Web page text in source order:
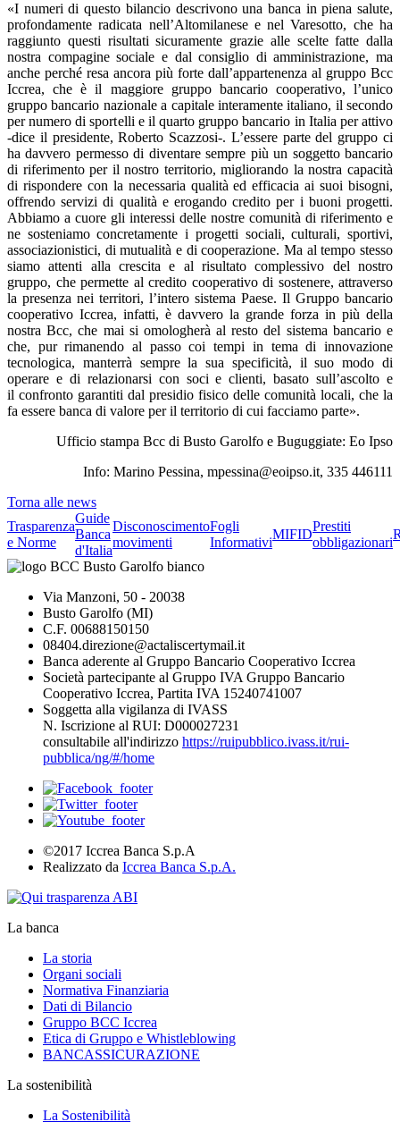
«I numeri di questo bilancio descrivono una banca in piena salute,
profondamente radicata nell’Altomilanese e nel Varesotto, che ha
raggiunto questi risultati sicuramente grazie alle scelte fatte dalla
nostra compagine sociale e dal consiglio di amministrazione, ma
anche perché resa ancora più forte dall’appartenenza al gruppo Bcc
Iccrea, che è il maggiore gruppo bancario cooperativo, l’unico
gruppo bancario nazionale a capitale interamente italiano, il secondo
per numero di sportelli e il quarto gruppo bancario in Italia per attivo
-dice il presidente, Roberto Scazzosi-. L’essere parte del gruppo ci
ha davvero permesso di diventare sempre più un soggetto bancario
di riferimento per il nostro territorio, migliorando la nostra capacità
di rispondere con la necessaria qualità ed efficacia ai suoi bisogni,
offrendo servizi di qualità e erogando credito per i buoni progetti.
Abbiamo a cuore gli interessi delle nostre comunità di riferimento e
ne sosteniamo concretamente i progetti sociali, culturali, sportivi,
associazionistici, di mutualità e di cooperazione. Ma al tempo stesso
siamo attenti alla crescita e al risultato complessivo del nostro
gruppo, che permette al credito cooperativo di sostenere, attraverso
la presenza nei territori, l’intero sistema Paese. Il Gruppo bancario
cooperativo Iccrea, infatti, è davvero la grande forza in più della
nostra Bcc, che mai si omologherà al resto del sistema bancario e
che, pur rimanendo al passo coi tempi in tema di innovazione
tecnologica, manterrà sempre la sua specificità, il suo modo di
operare e di relazionarsi con soci e clienti, basato sull’ascolto e
il confronto garantiti dal presidio fisico delle comunità locali, che la
fa essere banca di valore per il territorio di cui facciamo parte».
Ufficio stampa Bcc di Busto Garolfo e Buguggiate: Eo Ipso
Info: Marino Pessina, mpessina@eoipso.it, 335 446111
Torna alle news
Trasparenza
e Norme
Guide
Banca
d'Italia
Disconoscimento
movimenti
Fogli
Informativi
MIFID
Prestiti
obbligazionari
Via Manzoni, 50 - 20038
Busto Garolfo (MI)
C.F. 00688150150
08404.direzione@actaliscertymail.it
Banca aderente al Gruppo Bancario Cooperativo Iccrea
Società partecipante al Gruppo IVA Gruppo Bancario
Cooperativo Iccrea, Partita IVA 15240741007
Soggetta alla vigilanza di IVASS
N. Iscrizione al RUI: D000027231
consultabile all'indirizzo https://ruipubblico.ivass.it/rui-
pubblica/ng/#/home
©2017 Iccrea Banca S.p.A
Realizzato da Iccrea Banca S.p.A.
La banca
La storia
Organi sociali
Normativa Finanziaria
Dati di Bilancio
Gruppo BCC Iccrea
Etica di Gruppo e Whistleblowing
BANCASSICURAZIONE
La sostenibilità
La Sostenibilità